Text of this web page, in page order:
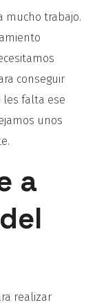
mucho trabajo.
conseguir
les falta ese
unos
a
realizar